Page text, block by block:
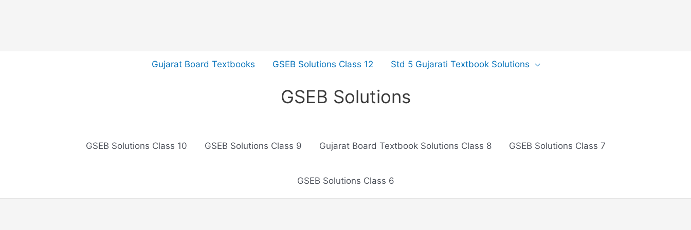
Gujarat Board Textbooks GSEB Solutions Class 12 Std 5 Gujarati Textbook Solutions
GSEB Solutions
GSEB Solutions Class 10 GSEB Solutions Class 9 Gujarat Board Textbook Solutions Class 8 GSEB Solutions Class 7
GSEB Solutions Class 6